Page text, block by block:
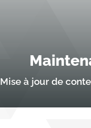
Mise à jour de